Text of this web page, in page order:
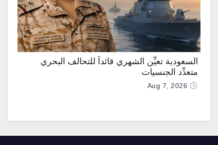
السعودية تعيِّن الشهري قائداً للتحالف البحري
متعدِّد الجنسيات
Aug 7, 2026